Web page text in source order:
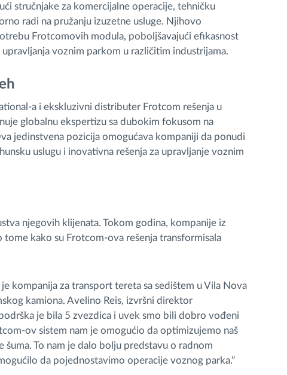
stručnjake za komercijalne operacije, tehničku
radi na pružanju izuzetne usluge. Njihovo
Frotcomovih modula, poboljšavajući efikasnost
voznim parkom u različitim industrijama.
a i ekskluzivni distributer Frotcom rešenja u
globalnu ekspertizu sa dubokim fokusom na
jedinstvena pozicija omogućava kompaniji da ponudi
uslugu i inovativna rešenja za upravljanje voznim
njegovih klijenata. Tokom godina, kompanije iz
kako su Frotcom-ova rešenja transformisala
kompanija za transport tereta sa sedištem u Vila Nova
kamiona. Avelino Reis, izvršni direktor
je bila 5 zvezdica i uvek smo bili dobro vođeni
ov sistem nam je omogućio da optimizujemo naš
To nam je dalo bolju predstavu o radnom
da pojednostavimo operacije voznog parka.”